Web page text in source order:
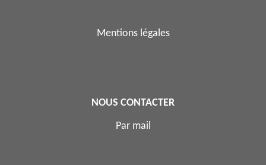
Mentions légales
NOUS CONTACTER
Par mail